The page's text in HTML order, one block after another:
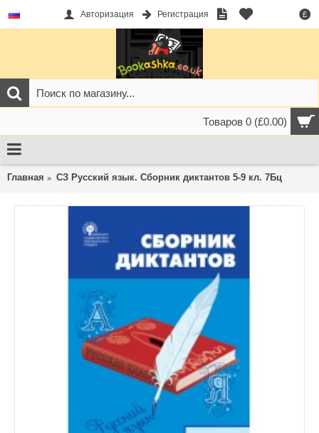
£
Авторизация Регистрация
Товаров 0 (£0.00)
Главная СЗ Русский язык. Сборник диктантов 5-9 кл. 7Бц